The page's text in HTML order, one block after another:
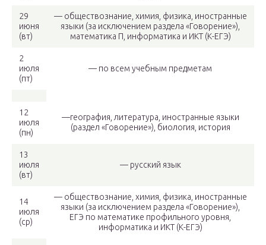
29
июня
(вт)
— обществознание, химия, физика, иностранные
языки (за исключением раздела «Говорение»),
математика П, информатика и ИКТ (К-ЕГЭ)
2
июля
(пт)
— по всем учебным предметам
12
июля
(пн)
—география, литература, иностранные языки
(раздел «Говорение»), биология, история
13
июля
(вт)
— русский язык
14
июля
(ср)
— обществознание, химия, физика, иностранные
языки (за исключением раздела «Говорение»),
ЕГЭ по математике профильного уровня,
информатика и ИКТ (К-ЕГЭ)